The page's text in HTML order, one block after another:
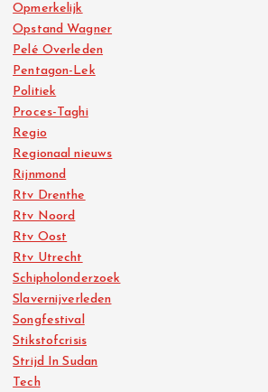
Opmerkelijk
Opstand Wagner
Pelé Overleden
Pentagon-Lek
Politiek
Proces-Taghi
Regio
Regionaal nieuws
Rijnmond
Rtv Drenthe
Rtv Noord
Rtv Oost
Rtv Utrecht
Schipholonderzoek
Slavernijverleden
Songfestival
Stikstofcrisis
Strijd In Sudan
Tech